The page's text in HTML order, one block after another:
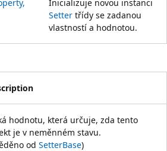
Inicializuje novou instanci
Setter třídy se zadanou
vlastností a hodnotou.
hodnotu, která určuje, zda tento
je v neměnném stavu.
od SetterBase)